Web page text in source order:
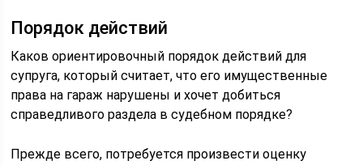
Порядок действий
Каков ориентировочный порядок действий для
супруга, который считает, что его имущественные
права на гараж нарушены и хочет добиться
справедливого раздела в судебном порядке?
Прежде всего, потребуется произвести оценку